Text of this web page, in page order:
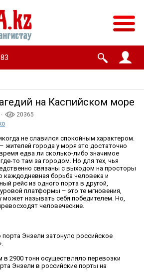
на Каспийском море
20365
не славился спокойным характером.
жителей города у моря это достаточно
едва ли сколько-либо значимое
то там за городом. Но для тех, чья
связаны с выходом на просторы
каждодневная борьба человека и
рейс из одного порта в другой,
платформы – это те мгновения,
может называть себя победителем. Но,
человеческие.
Энзели затонуло российское
2900 тонн осуществляло перевозки
Энзели в российские порты на